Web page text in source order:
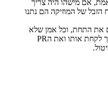
אם מישהו היה צריך
הזבל של המוזיקה הם נתנו
את התחת, וכל אמן שלא
מופיע כאן מסיבות פוליטיות צריך לקחת אותו ואת הPR